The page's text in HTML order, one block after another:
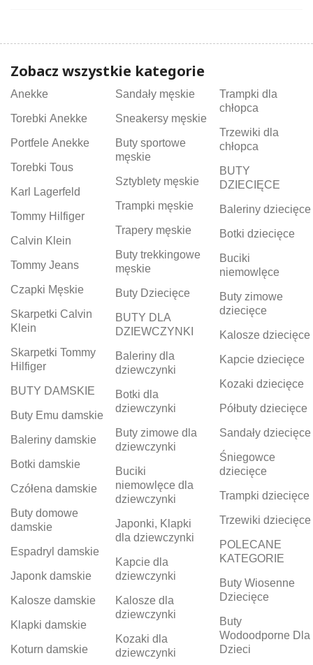
Zobacz wszystkie kategorie
Anekke
Torebki Anekke
Portfele Anekke
Torebki Tous
Karl Lagerfeld
Tommy Hilfiger
Calvin Klein
Tommy Jeans
Czapki Męskie
Skarpetki Calvin
Klein
Skarpetki Tommy
Hilfiger
BUTY DAMSKIE
Buty Emu damskie
Baleriny damskie
Botki damskie
Czółena damskie
Buty domowe
damskie
Espadryl damskie
Japonk damskie
Kalosze damskie
Klapki damskie
Koturn damskie
Sandały męskie
Sneakersy męskie
Buty sportowe
męskie
Sztyblety męskie
Trampki męskie
Trapery męskie
Buty trekkingowe
męskie
Buty Dziecięce
BUTY DLA
DZIEWCZYNKI
Baleriny dla
dziewczynki
Botki dla
dziewczynki
Buty zimowe dla
dziewczynki
Buciki
niemowlęce dla
dziewczynki
Japonki, Klapki
dla dziewczynki
Kapcie dla
dziewczynki
Kalosze dla
dziewczynki
Kozaki dla
dziewczynki
Trampki dla
chłopca
Trzewiki dla
chłopca
BUTY
DZIECIĘCE
Baleriny dziecięce
Botki dziecięce
Buciki
niemowlęce
Buty zimowe
dziecięce
Kalosze dziecięce
Kapcie dziecięce
Kozaki dziecięce
Półbuty dziecięce
Sandały dziecięce
Śniegowce
dziecięce
Trampki dziecięce
Trzewiki dziecięce
POLECANE
KATEGORIE
Buty Wiosenne
Dziecięce
Buty
Wodoodporne Dla
Dzieci